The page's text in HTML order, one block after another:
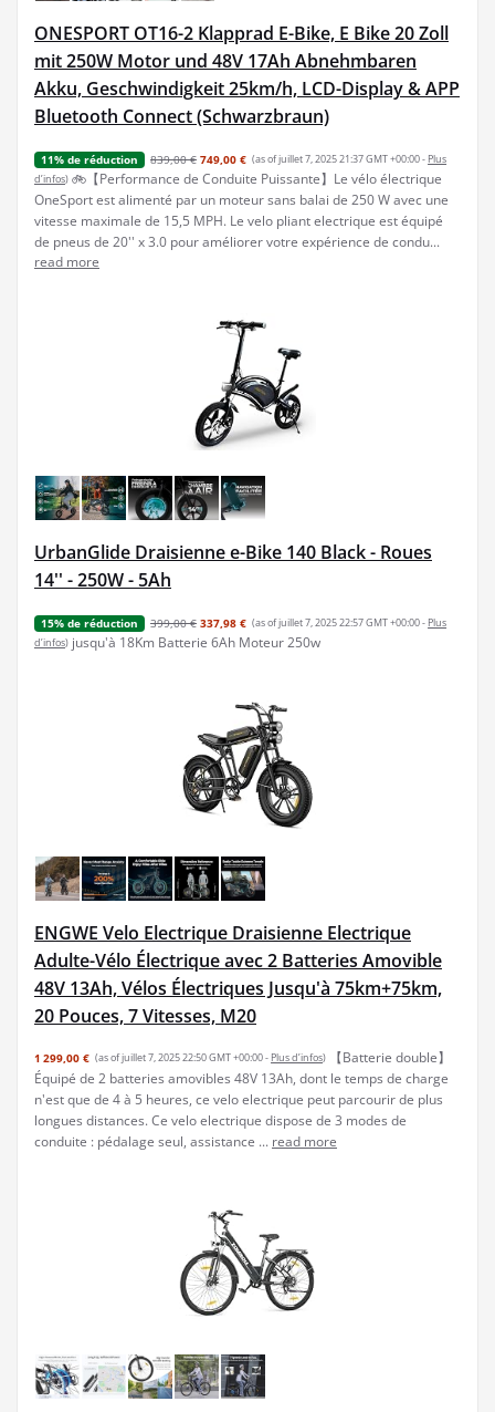
ONESPORT OT16-2 Klapprad E-Bike, E Bike 20 Zoll
mit 250W Motor und 48V 17Ah Abnehmbaren
Akku, Geschwindigkeit 25km/h, LCD-Display & APP
Bluetooth Connect (Schwarzbraun)
11% de réduction 839,00 € 749,00 € (as of juillet 7, 2025 21:37 GMT +00:00 - Plus
d’infos) 🚲【Performance de Conduite Puissante】Le vélo électrique
OneSport est alimenté par un moteur sans balai de 250 W avec une
vitesse maximale de 15,5 MPH. Le velo pliant electrique est équipé
de pneus de 20'' x 3.0 pour améliorer votre expérience de condu...
read more
UrbanGlide Draisienne e-Bike 140 Black - Roues
14'' - 250W - 5Ah
15% de réduction 399,00 € 337,98 € (as of juillet 7, 2025 22:57 GMT +00:00 - Plus
d’infos) jusqu'à 18Km Batterie 6Ah Moteur 250w
ENGWE Velo Electrique Draisienne Electrique
Adulte-Vélo Électrique avec 2 Batteries Amovible
48V 13Ah, Vélos Électriques Jusqu'à 75km+75km,
20 Pouces, 7 Vitesses, M20
1 299,00 € (as of juillet 7, 2025 22:50 GMT +00:00 - Plus d’infos)
【Batterie double】
Équipé de 2 batteries amovibles 48V 13Ah, dont le temps de charge
n'est que de 4 à 5 heures, ce velo electrique peut parcourir de plus
longues distances. Ce velo electrique dispose de 3 modes de
conduite : pédalage seul, assistance ... read more